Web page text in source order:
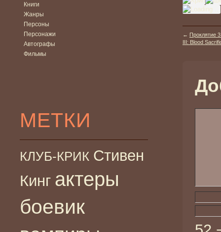
Книги
Жанры
Персоны
Персонажи
Автографы
Фильмы
МЕТКИ
КЛУБ-КРИК Стивен
Кинг актеры
боевик
← Проклятие
III: Blood